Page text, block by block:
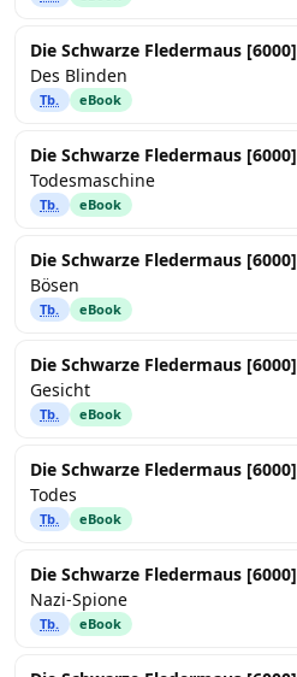
Die Schwarze Fledermaus [6000]
Des Blinden
Tb. eBook
Die Schwarze Fledermaus [6000]
Todesmaschine
Tb. eBook
Die Schwarze Fledermaus [6000]
Bösen
Tb. eBook
Die Schwarze Fledermaus [6000]
Gesicht
Tb. eBook
Die Schwarze Fledermaus [6000]
Todes
Tb. eBook
Die Schwarze Fledermaus [6000]
Nazi-Spione
Tb. eBook